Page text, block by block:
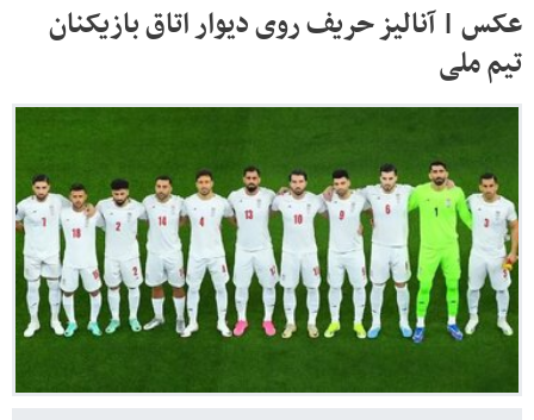
عکس | آنالیز حریف روی دیوار اتاق بازیکنان
تیم ملی